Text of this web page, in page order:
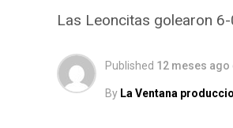
Las Leoncitas golearon
Published 12 meses ago
By La Ventana